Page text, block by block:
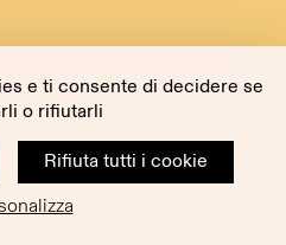
e ti consente di decidere se
o rifiutarli
Rifiuta tutti i cookie